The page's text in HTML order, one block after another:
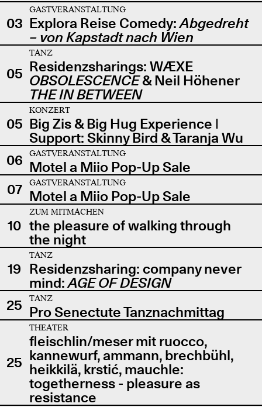
03
GASTVERANSTALTUNG
Explora Reise Comedy:Abgedreht
– von Kapstadt nach Wien
05
TANZ
Residenzsharings: WÆXE
OBSOLESCENCE& Neil Höhener
THE IN BETWEEN
05
KONZERT
Big Zis & Big Hug Experience |
Support: Skinny Bird & Taranja Wu
06
GASTVERANSTALTUNG
Motel a Miio Pop-Up Sale
07
GASTVERANSTALTUNG
Motel a Miio Pop-Up Sale
10
ZUM MITMACHEN
the pleasure of walking through
the night
19
TANZ
Residenzsharing: company never
mind:AGE OF DESIGN
25
TANZ
Pro Senectute Tanznachmittag
25
THEATER
fleischlin/meser mit ruocco,
kannewurf, ammann, brechbühl,
heikkilä, krstić, mauchle:
togetherness - pleasure as
resistance